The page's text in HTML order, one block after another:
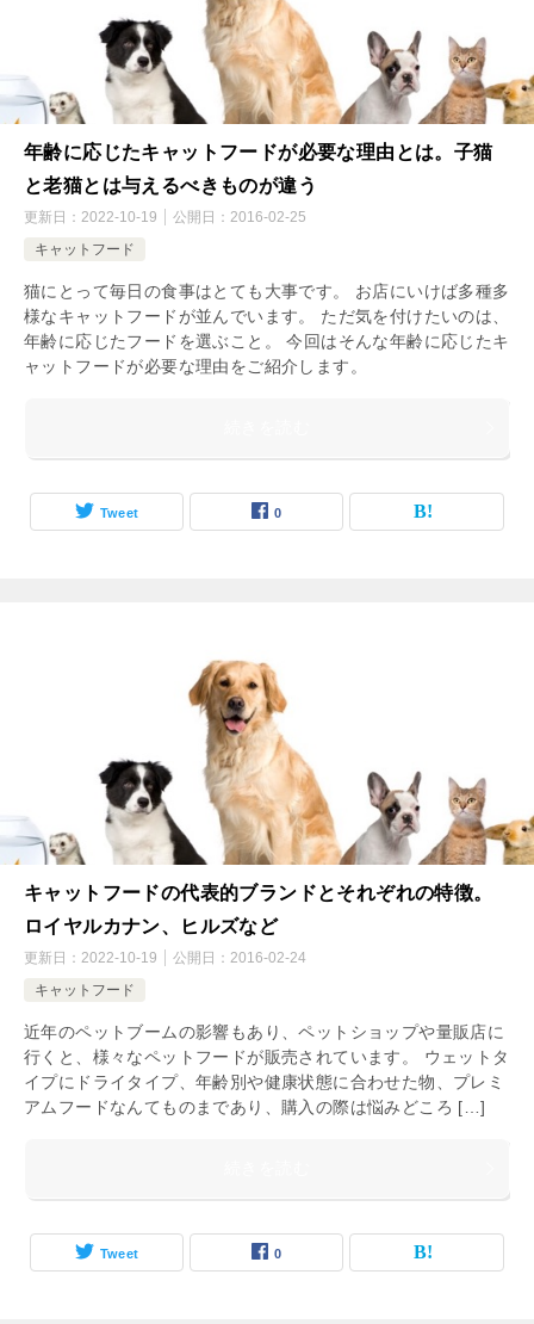
年齢に応じたキャットフードが必要な理由とは。子猫
と老猫とは与えるべきものが違う
更新日： 2022-10-19 公開日： 2016-02-25
キャットフード
猫にとって毎日の食事はとても大事です。 お店にいけば多種多
様なキャットフードが並んでいます。 ただ気を付けたいのは、
年齢に応じたフードを選ぶこと。 今回はそんな年齢に応じたキ
ャットフードが必要な理由をご紹介します。
Tweet 0
キャットフードの代表的ブランドとそれぞれの特徴。
ロイヤルカナン、ヒルズなど
更新日： 2022-10-19 公開日： 2016-02-24
キャットフード
近年のペットブームの影響もあり、ペットショップや量販店に
行くと、様々なペットフードが販売されています。 ウェットタ
イプにドライタイプ、年齢別や健康状態に合わせた物、プレミ
アムフードなんてものまであり、購入の際は悩みどころ […]
Tweet 0